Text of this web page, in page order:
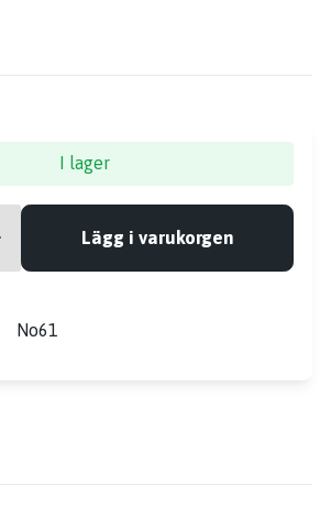
I lager
Lägg i varukorgen
No61